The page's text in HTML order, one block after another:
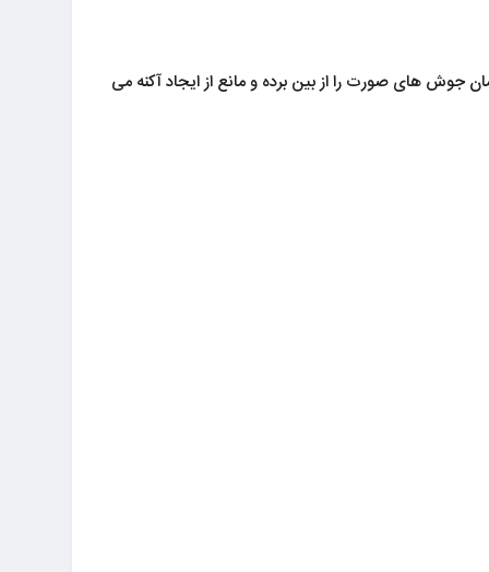
جوش های صورت را از بین برده و مانع از ایجاد آکنه می